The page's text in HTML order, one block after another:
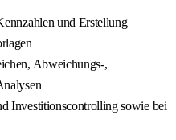
und Erstellung
Abweichungs-,
Investitionscontrolling sowie bei